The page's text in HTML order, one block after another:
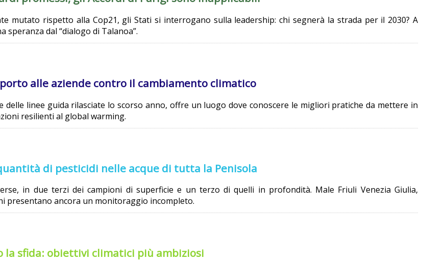
mutato rispetto alla Cop21, gli Stati si interrogano sulla leadership: chi segnerà la strada per il 2030? A
speranza dal “dialogo di Talanoa”.
alle aziende contro il cambiamento climatico
delle linee guida rilasciate lo scorso anno, offre un luogo dove conoscere le migliori pratiche da mettere in
resilienti al global warming.
di pesticidi nelle acque di tutta la Penisola
in due terzi dei campioni di superficie e un terzo di quelli in profondità. Male Friuli Venezia Giulia,
presentano ancora un monitoraggio incompleto.
la sfida: obiettivi climatici più ambiziosi